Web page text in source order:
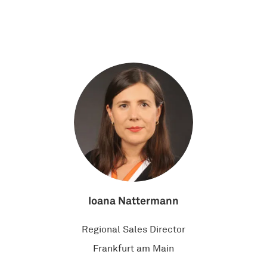
Ioana Nattermann
Regional Sales Director
Frankfurt am Main